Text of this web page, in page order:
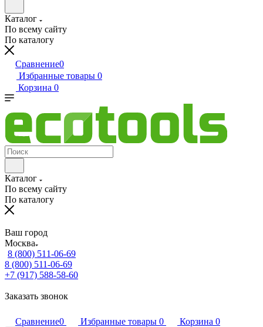
Каталог
По всему сайту
По каталогу
Сравнение0
Избранные товары 0
Корзина 0
Каталог
По всему сайту
По каталогу
Ваш город
Москва
8 (800) 511-06-69
8 (800) 511-06-69
+7 (917) 588-58-60
Заказать звонок
Сравнение0 Избранные товары 0 Корзина 0